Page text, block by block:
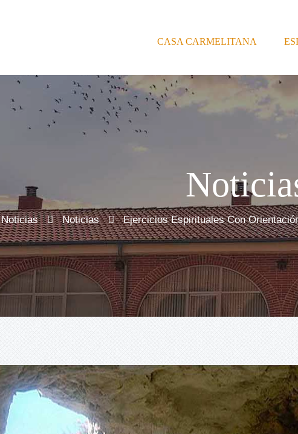
CASA CARMELITANA
Noticias Noticias Ejercicios Espirituales Con